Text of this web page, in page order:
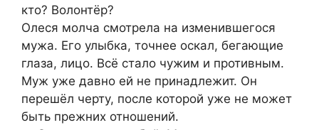
кто? Волонтёр?
Олеся молча смотрела на изменившегося
мужа. Его улыбка, точнее оскал, бегающие
глаза, лицо. Всё стало чужим и противным.
Муж уже давно ей не принадлежит. Он
перешёл черту, после которой уже не может
быть прежних отношений.